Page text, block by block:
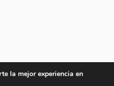
la mejor experiencia en